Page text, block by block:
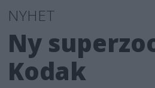
NYHET
Ny
Kodak